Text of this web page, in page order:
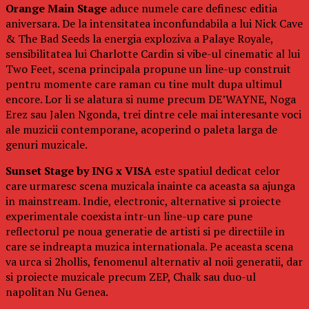
Orange Main Stage aduce numele care definesc editia
aniversara. De la intensitatea inconfundabila a lui Nick Cave
& The Bad Seeds la energia exploziva a Palaye Royale,
sensibilitatea lui Charlotte Cardin si vibe-ul cinematic al lui
Two Feet, scena principala propune un line-up construit
pentru momente care raman cu tine mult dupa ultimul
encore. Lor li se alatura si nume precum DE’WAYNE, Noga
Erez sau Jalen Ngonda, trei dintre cele mai interesante voci
ale muzicii contemporane, acoperind o paleta larga de
genuri muzicale.
Sunset Stage by ING x VISA este spatiul dedicat celor
care urmaresc scena muzicala inainte ca aceasta sa ajunga
in mainstream. Indie, electronic, alternative si proiecte
experimentale coexista intr-un line-up care pune
reflectorul pe noua generatie de artisti si pe directiile in
care se indreapta muzica internationala. Pe aceasta scena
va urca si 2hollis, fenomenul alternativ al noii generatii, dar
si proiecte muzicale precum ZEP, Chalk sau duo-ul
napolitan Nu Genea.